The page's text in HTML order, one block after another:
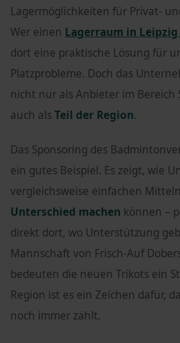
Lagermöglichkeiten für Privat-
Wer einen Lagerraum in
dort eine praktische Lösung für
Platzprobleme. Doch das
nicht nur als Anbieter im Bereich
auch alsTeil der Region.
Das Sponsoring des
ein gutes Beispiel. Es zeigt, wie
vergleichsweise einfachen
Unterschied machen können –
direkt dort, wo Unterstützung
Mannschaft von Frisch-Auf
bedeuten die neuen Trikots ein
Region ist es ein Zeichen dafür,
noch immer zählt.